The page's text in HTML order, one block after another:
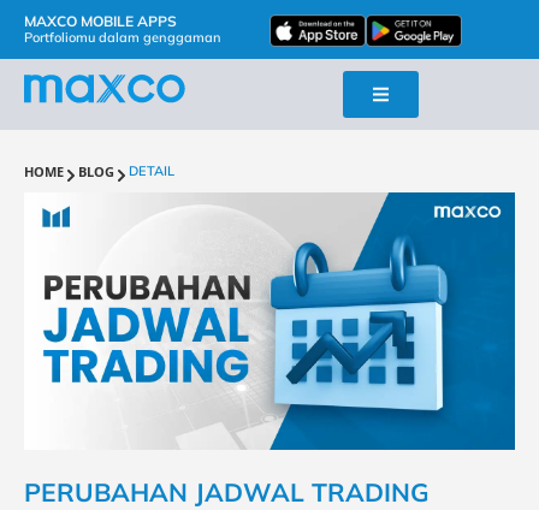
MAXCO MOBILE APPS
Portfoliomu dalam genggaman
HOME BLOG DETAIL
PERUBAHAN JADWAL TRADING